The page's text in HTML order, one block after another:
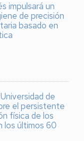
impulsará un
de precisión
basado en
de
el persistente
física de los
los últimos 60